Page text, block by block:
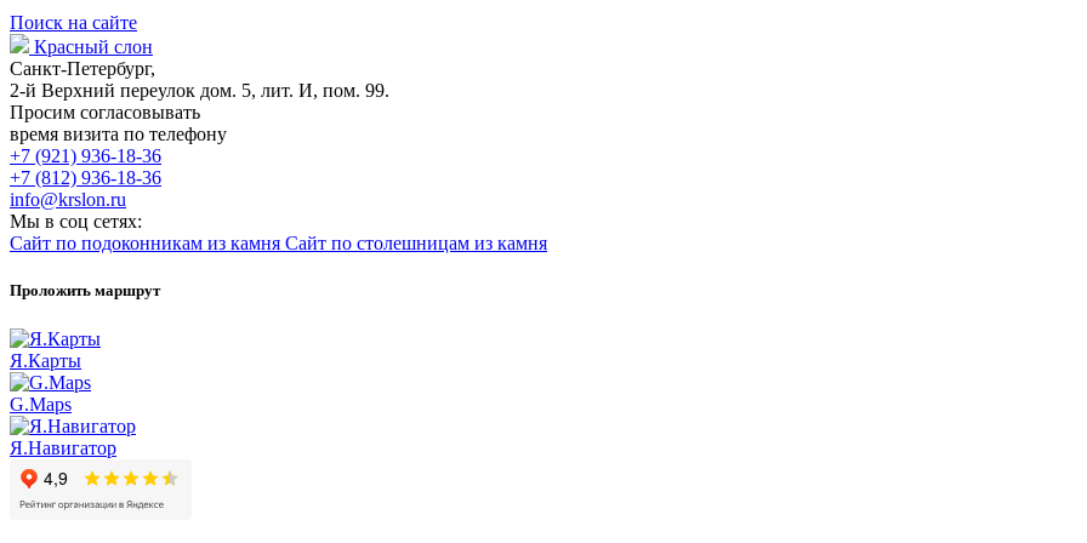
Поиск на сайте
Красный слон
Санкт-Петербург,
2-й Верхний переулок дом. 5, лит. И, пом. 99.
Просим согласовывать
время визита по телефону
+7 (921) 936-18-36
+7 (812) 936-18-36
info@krslon.ru
Мы в соц сетях:
Сайт по подоконникам из камня Сайт по столешницам из камня
Проложить маршрут
Я.Карты
G.Maps
Я.Навигатор